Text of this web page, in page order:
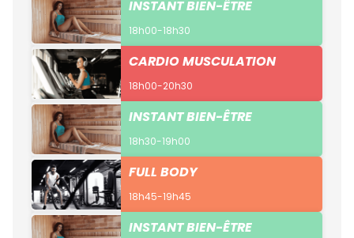
INSTANT BIEN-ÊTRE
18h00-18h30
CARDIO MUSCULATION
18h00-20h30
INSTANT BIEN-ÊTRE
18h30-19h00
FULL BODY
18h45-19h45
INSTANT BIEN-ÊTRE